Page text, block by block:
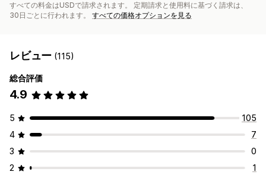
すべての料金はUSDで請求されます。 定期請求と使用料に基づく請求は、
30日ごとに行われます。 すべての価格オプションを見る
レビュー (115)
総合評価
4.9
5
105
4
7
3
0
2
1